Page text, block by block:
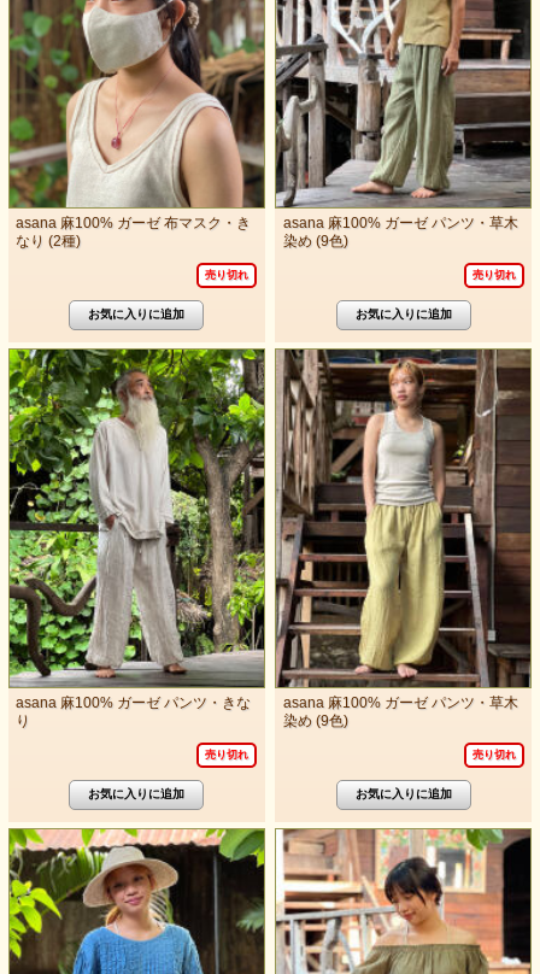
asana 麻100% ガーゼ 布マスク・き
なり (2種)
売り切れ
asana 麻100% ガーゼ パンツ・草木
染め (9色)
売り切れ
asana 麻100% ガーゼ パンツ・きな
り
売り切れ
asana 麻100% ガーゼ パンツ・草木
染め (9色)
売り切れ